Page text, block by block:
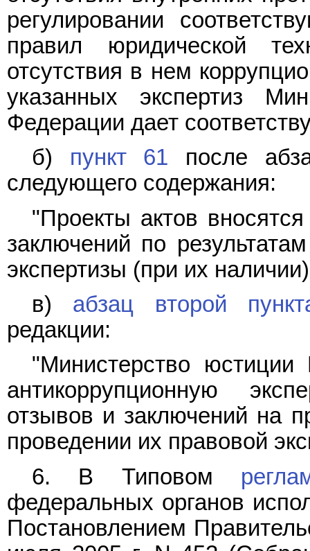
регулировании
правил юридической
отсутствия в нем
указанных экспертиз
Федерации дает
б) пункт 61 после
следующего содержания:
"Проекты актов
заключений по
экспертизы (при их
в) абзац второй
редакции:
"Министерство юстиции
антикоррупционную
отзывов и заключений на
проведении их правовой
6. В Типовом
федеральных органов
Постановлением